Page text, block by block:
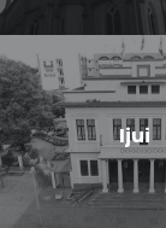
Ijui